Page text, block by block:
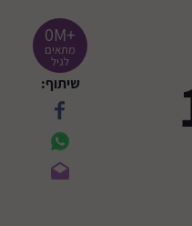
+0M
מתאים
לגיל
שיתוף: